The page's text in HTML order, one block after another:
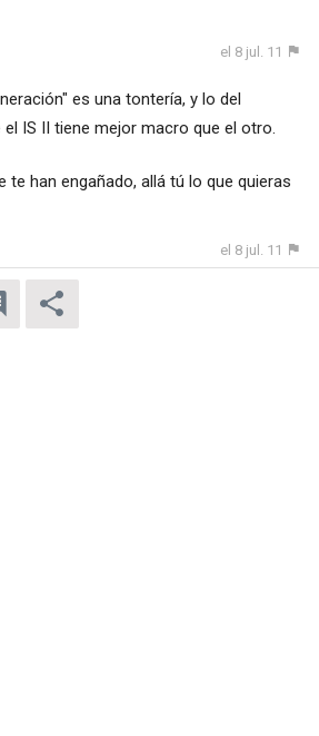
el 8 jul. 11
es una tontería, y lo del
IS II tiene mejor macro que el otro.
te han engañado, allá tú lo que quieras
el 8 jul. 11